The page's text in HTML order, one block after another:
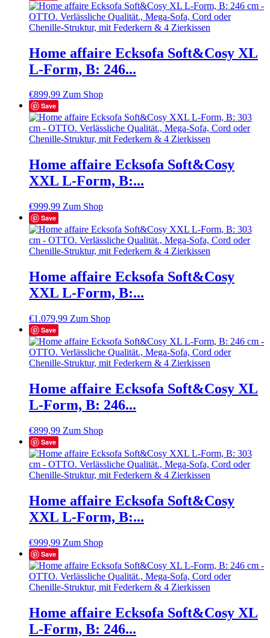
Home affaire Ecksofa Soft&Cosy XL
L-Form, B: 246...
€899,99 Zum Shop
Save
Home affaire Ecksofa Soft&Cosy
XXL L-Form, B:...
€999,99 Zum Shop
Save
Home affaire Ecksofa Soft&Cosy
XXL L-Form, B:...
€1.079,99 Zum Shop
Save
Home affaire Ecksofa Soft&Cosy XL
L-Form, B: 246...
€899,99 Zum Shop
Save
Home affaire Ecksofa Soft&Cosy
XXL L-Form, B:...
€999,99 Zum Shop
Save
Home affaire Ecksofa Soft&Cosy XL
L-Form, B: 246...